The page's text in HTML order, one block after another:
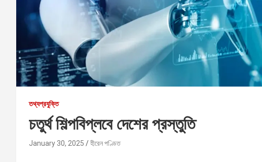
তথ্যপ্রযুক্তি
চতুর্থ শিল্পবিপ্লবে দেশের প্রস্তুতি
January 30, 2025 হীরেন পণ্ডিত